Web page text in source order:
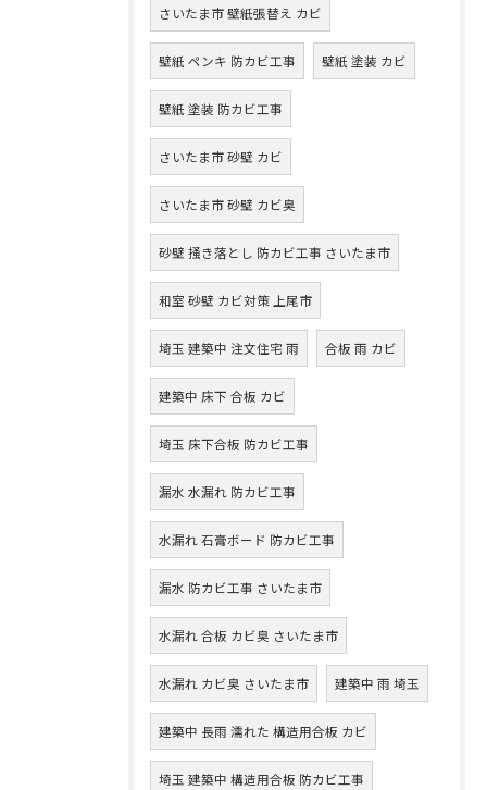
さいたま市 壁紙張替え カビ
壁紙 ペンキ 防カビ工事 壁紙 塗装 カビ
壁紙 塗装 防カビ工事
さいたま市 砂壁 カビ
さいたま市 砂壁 カビ臭
砂壁 掻き落とし 防カビ工事 さいたま市
和室 砂壁 カビ対策 上尾市
埼玉 建築中 注文住宅 雨 合板 雨 カビ
建築中 床下 合板 カビ
埼玉 床下合板 防カビ工事
漏水 水漏れ 防カビ工事
水漏れ 石膏ボード 防カビ工事
漏水 防カビ工事 さいたま市
水漏れ 合板 カビ臭 さいたま市
水漏れ カビ臭 さいたま市 建築中 雨 埼玉
建築中 長雨 濡れた 構造用合板 カビ
埼玉 建築中 構造用合板 防カビ工事